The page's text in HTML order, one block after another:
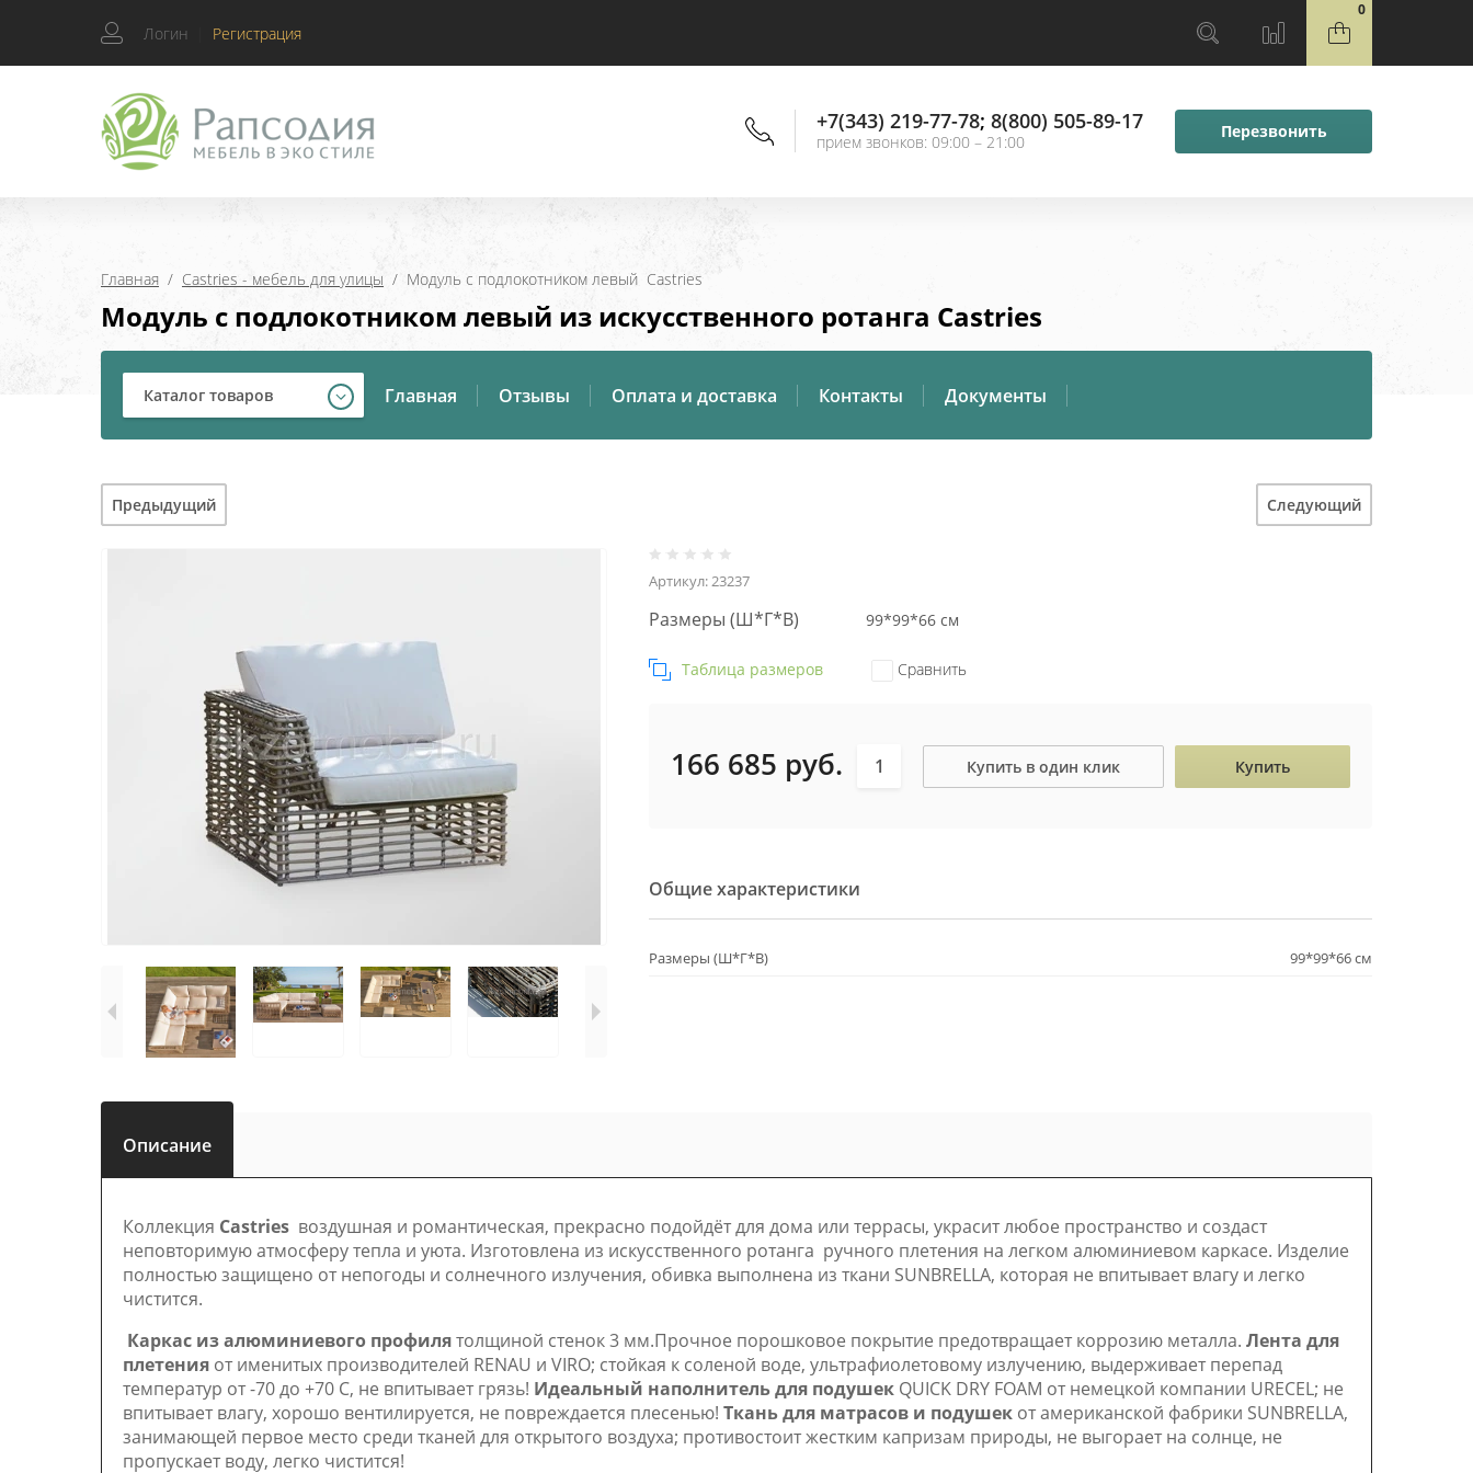
Логин Регистрация
0
+7(343) 219-77-78; 8(800) 505-89-17
прием звонков: 09:00 – 21:00
Перезвонить
Главная
  /
Castries - мебель для улицы
  /  Модуль с подлокотником левый  Castries
Модуль с подлокотником левый из искусственного ротанга Castries
Каталог товаров Главная Отзывы Оплата и доставка Контакты Документы
Предыдущий Следующий
Артикул:23237
Размеры (Ш*Г*В) 99*99*66 см
Таблица размеров Сравнить
166 685 руб. Купить в один клик Купить
Общие характеристики
Размеры (Ш*Г*В) 99*99*66 см
Описание
Коллекция Castries воздушная и романтическая, прекрасно подойдёт для дома или террасы, украсит любое пространство и создаст
неповторимую атмосферу тепла и уюта. Изготовлена из искусственного ротанга ручного плетения на легком алюминиевом каркасе. Изделие
полностью защищено от непогоды и солнечного излучения, обивка выполнена из ткани SUNBRELLA, которая не впитывает влагу и легко
чистится.
Каркас из алюминиевого профилятолщиной стенок 3 мм.Прочное порошковое покрытие предотвращает коррозию металла. Лента для
плетения от именитых производителей RENAU и VIRO; стойкая к соленой воде, ультрафиолетовому излучению, выдерживает перепад
температур от -70 до +70 С, не впитывает грязь! Идеальный наполнитель для подушек QUICK DRY FOAM от немецкой компании URECEL; не
впитывает влагу, хорошо вентилируется, не повреждается плесенью! Ткань для матрасов и подушек от американской фабрики SUNBRELLA,
занимающей первое место среди тканей для открытого воздуха; противостоит жестким капризам природы, не выгорает на солнце, не
пропускает воду, легко чистится!